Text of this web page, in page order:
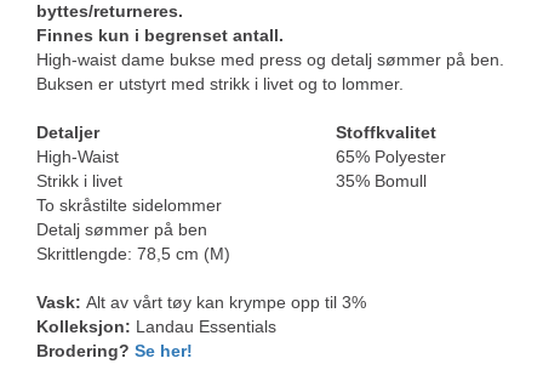
byttes/returneres.
Finnes kun i begrenset antall.
High-waist dame bukse med press og detalj sømmer på ben.
Buksen er utstyrt med strikk i livet og to lommer.
Detaljer
Stoffkvalitet
High-Waist
65% Polyester
Strikk i livet
35% Bomull
To skråstilte sidelommer
Detalj sømmer på ben
Skrittlengde: 78,5 cm (M)
Vask: Alt av vårt tøy kan krympe opp til 3%
Kolleksjon: Landau Essentials
Brodering? Se her!